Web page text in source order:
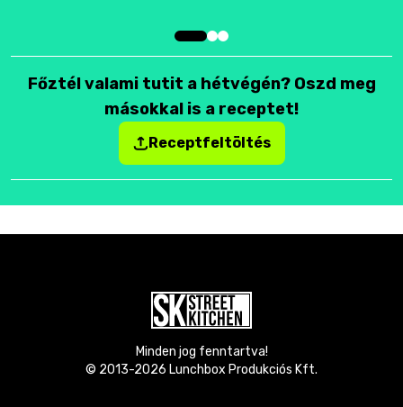
Főztél valami tutit a hétvégén? Oszd meg
másokkal is a receptet!
Receptfeltöltés
Minden jog fenntartva!
© 2013-2026 Lunchbox Produkciós Kft.